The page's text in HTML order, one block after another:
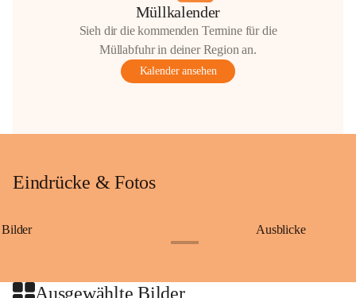
Müllkalender
Sieh dir die kommenden Termine für die
Müllabfuhr in deiner Region an.
Kalender ansehen
Eindrücke & Fotos
Bilder Ausblicke
Ausgewählte Bilder